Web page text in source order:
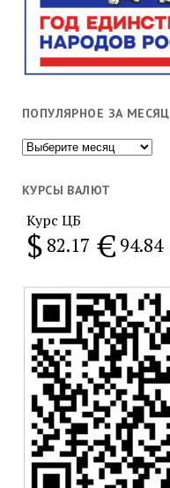
ПОПУЛЯРНОЕ ЗА МЕСЯЦ
Популярное
месяц
КУРСЫ ВАЛЮТ
Курс ЦБ
$ 82.17 € 94.84